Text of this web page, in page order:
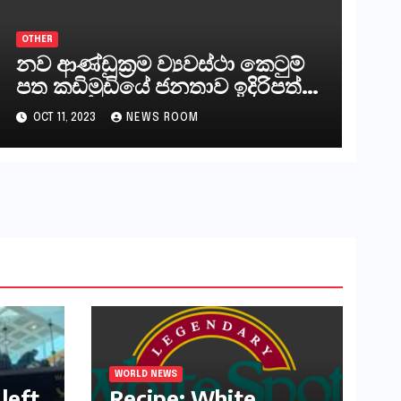
OTHER
නව ආණ්ඩුක්‍රම ව්‍යවස්ථා කෙටුම්
පත කඩිමුඩියේ ජනතාව ඉදිරිපත්
කරන්නේ?
OCT 11, 2023 NEWS ROOM
WORLD NEWS